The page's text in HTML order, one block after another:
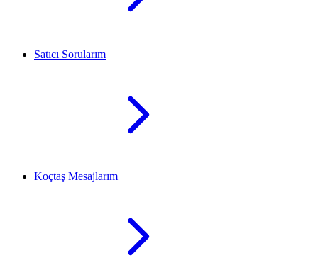
Satıcı Sorularım
Koçtaş Mesajlarım